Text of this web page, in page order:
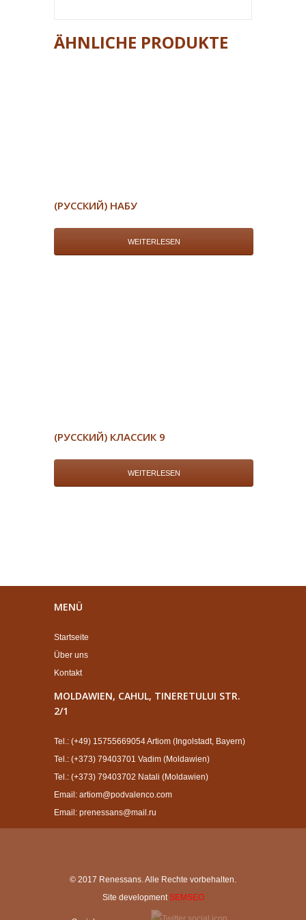
ÄHNLICHE PRODUKTE
(РУССКИЙ) НАБУ
WEITERLESEN
(РУССКИЙ) КЛАССИК 9
WEITERLESEN
MENÜ
Startseite
Über uns
Kontakt
MOLDAWIEN, CAHUL, TINERETULUI STR.
2/1
Tel.: (+49) 15755669054 Artiom (Ingolstadt, Bayern)
Tel.: (+373) 79403701 Vadim (Moldawien)
Tel.: (+373) 79403702 Natali (Moldawien)
Email: artiom@podvalenco.com
Email: prenessans@mail.ru
© 2017 Renessans. Alle Rechte vorbehalten.
Site development SEMSEO